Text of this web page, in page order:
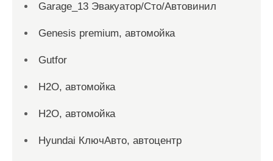
Garage_13 Эвакуатор/Сто/Автовинил
Genesis premium, автомойка
Gutfor
H2O, автомойка
H2O, автомойка
Hyundai КлючАвто, автоцентр